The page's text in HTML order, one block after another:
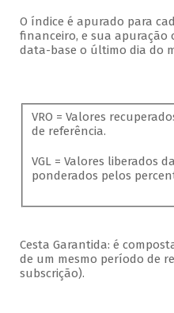
O índice é apurado para
financeiro, e sua apuração
data-base o último dia do
VRO = Valores
de referência.
VGL = Valores liberados
ponderados pelos
Cesta Garantida: é
de um mesmo período de
subscrição).